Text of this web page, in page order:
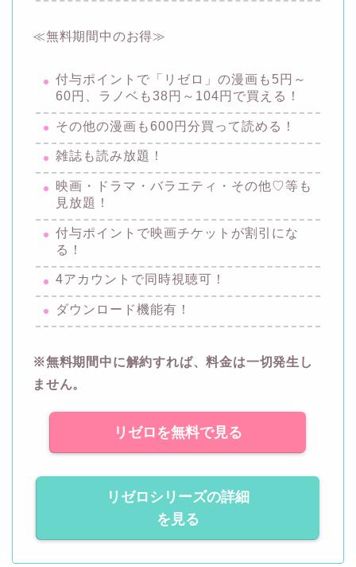
≪無料期間中のお得≫
付与ポイントで「リゼロ」の漫画も5円～
60円、ラノベも38円～104円で買える！
その他の漫画も600円分買って読める！
雑誌も読み放題！
映画・ドラマ・バラエティ・その他♡等も
見放題！
付与ポイントで映画チケットが割引にな
る！
4アカウントで同時視聴可！
ダウンロード機能有！
※無料期間中に解約すれば、料金は一切発生し
ません。
リゼロを無料で見る
リゼロシリーズの詳細
を見る